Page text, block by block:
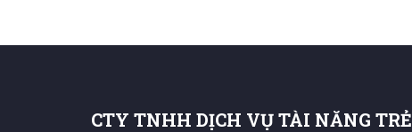
Thạch Thất, Huyện Chương Mỹ,
CTY TNHH DỊCH VỤ TÀI NĂNG TRẺ